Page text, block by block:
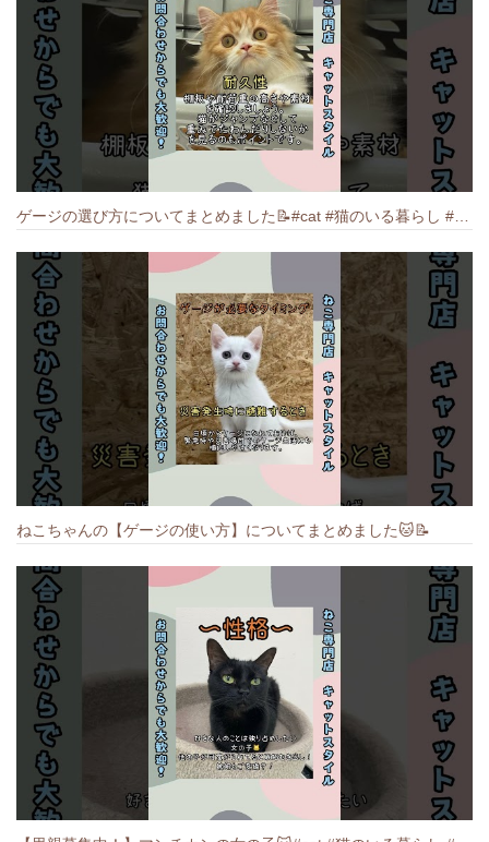
ゲージの選び方についてまとめました️📝#cat #猫のいる暮らし #ねこ #キャット #munchkin
ねこちゃんの【ゲージの使い方】についてまとめました️🐱📝